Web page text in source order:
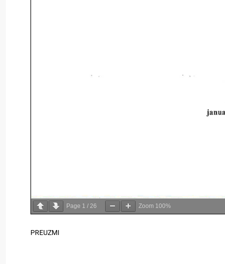
Page 1 / 26 Zoom 100%
PREUZMI